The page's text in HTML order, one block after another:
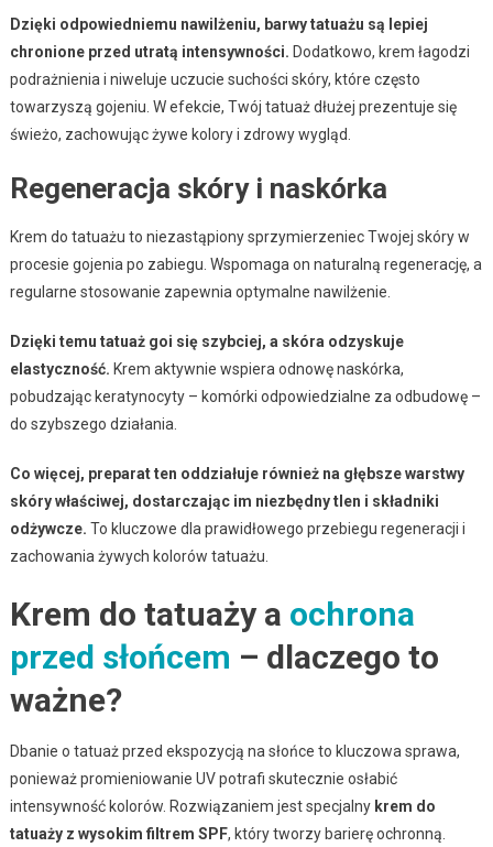
Dzięki odpowiedniemu nawilżeniu, barwy tatuażu są lepiej
chronione przed utratą intensywności. Dodatkowo, krem łagodzi
podrażnienia i niweluje uczucie suchości skóry, które często
towarzyszą gojeniu. W efekcie, Twój tatuaż dłużej prezentuje się
świeżo, zachowując żywe kolory i zdrowy wygląd.
Regeneracja skóry i naskórka
Krem do tatuażu to niezastąpiony sprzymierzeniec Twojej skóry w
procesie gojenia po zabiegu. Wspomaga on naturalną regenerację, a
regularne stosowanie zapewnia optymalne nawilżenie.
Dzięki temu tatuaż goi się szybciej, a skóra odzyskuje
elastyczność. Krem aktywnie wspiera odnowę naskórka,
pobudzając keratynocyty – komórki odpowiedzialne za odbudowę –
do szybszego działania.
Co więcej, preparat ten oddziałuje również na głębsze warstwy
skóry właściwej, dostarczając im niezbędny tlen i składniki
odżywcze. To kluczowe dla prawidłowego przebiegu regeneracji i
zachowania żywych kolorów tatuażu.
Krem do tatuaży a ochrona
przed słońcem – dlaczego to
ważne?
Dbanie o tatuaż przed ekspozycją na słońce to kluczowa sprawa,
ponieważ promieniowanie UV potrafi skutecznie osłabić
intensywność kolorów. Rozwiązaniem jest specjalny krem do
tatuaży z wysokim filtrem SPF, który tworzy barierę ochronną.